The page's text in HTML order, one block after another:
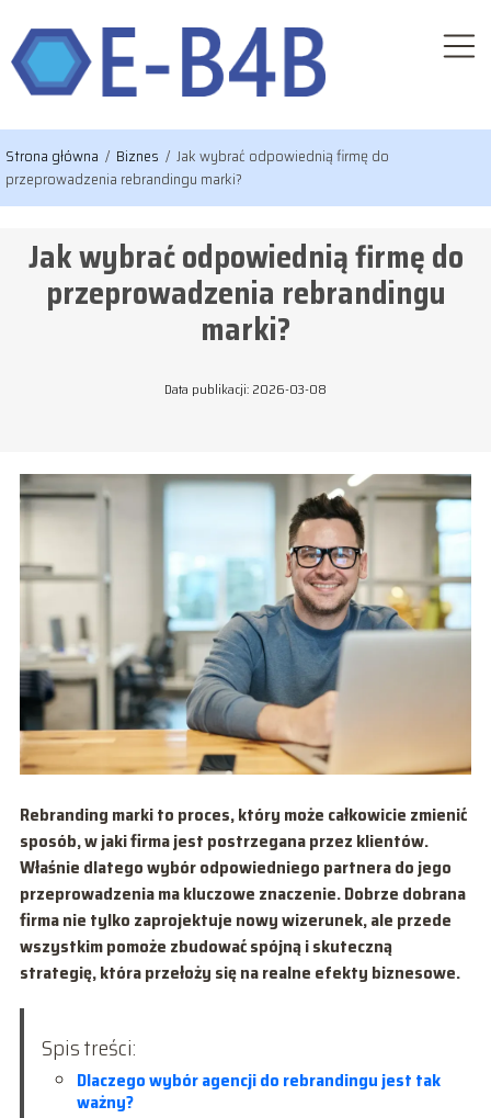
Strona główna / Biznes / Jak wybrać odpowiednią firmę do
przeprowadzenia rebrandingu marki?
Jak wybrać odpowiednią firmę do
przeprowadzenia rebrandingu
marki?
Data publikacji: 2026-03-08
Rebranding marki to proces, który może całkowicie zmienić
sposób, w jaki firma jest postrzegana przez klientów.
Właśnie dlatego wybór odpowiedniego partnera do jego
przeprowadzenia ma kluczowe znaczenie. Dobrze dobrana
firma nie tylko zaprojektuje nowy wizerunek, ale przede
wszystkim pomoże zbudować spójną i skuteczną
strategię, która przełoży się na realne efekty biznesowe.
Spis treści:
Dlaczego wybór agencji do rebrandingu jest tak
ważny?